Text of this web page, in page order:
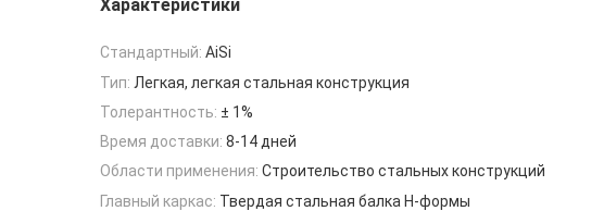
Характеристики
Стандартный: AiSi
Тип: Легкая, легкая стальная конструкция
Толерантность: ± 1%
Время доставки: 8-14 дней
Области применения: Строительство стальных конструкций
Главный каркас: Твердая стальная балка H-формы